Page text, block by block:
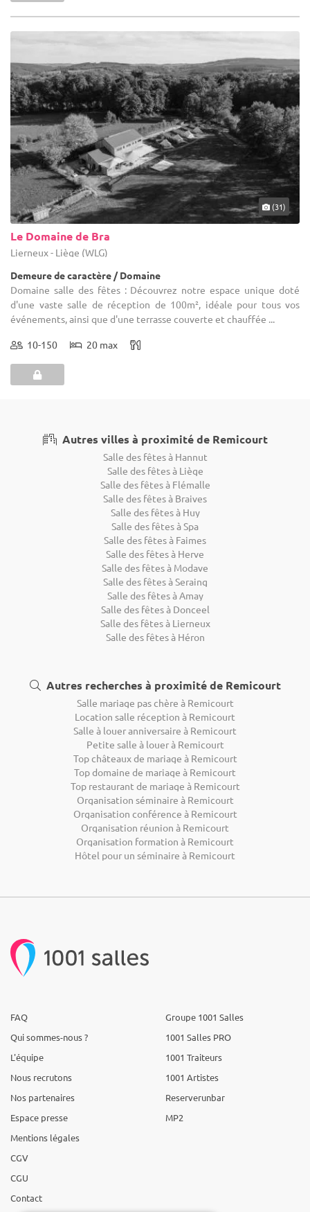
(31)
Le Domaine de Bra
Lierneux - Liège (WLG)
Demeure de caractère / Domaine
Domaine salle des fêtes : Découvrez notre espace unique doté
d'une vaste salle de réception de 100m², idéale pour tous vos
événements, ainsi que d'une terrasse couverte et chauffée ...
10-150 20 max
Autres villes à proximité de Remicourt
Salle des fêtes à Hannut
Salle des fêtes à Liège
Salle des fêtes à Flémalle
Salle des fêtes à Braives
Salle des fêtes à Huy
Salle des fêtes à Spa
Salle des fêtes à Faimes
Salle des fêtes à Herve
Salle des fêtes à Modave
Salle des fêtes à Seraing
Salle des fêtes à Amay
Salle des fêtes à Donceel
Salle des fêtes à Lierneux
Salle des fêtes à Héron
Autres recherches à proximité de Remicourt
Salle mariage pas chère à Remicourt
Location salle réception à Remicourt
Salle à louer anniversaire à Remicourt
Petite salle à louer à Remicourt
Top châteaux de mariage à Remicourt
Top domaine de mariage à Remicourt
Top restaurant de mariage à Remicourt
Organisation séminaire à Remicourt
Organisation conférence à Remicourt
Organisation réunion à Remicourt
Organisation formation à Remicourt
Hôtel pour un séminaire à Remicourt
FAQ
Qui sommes-nous ?
L'équipe
Nous recrutons
Nos partenaires
Espace presse
Mentions légales
CGV
CGU
Contact
Groupe 1001 Salles
1001 Salles PRO
1001 Traiteurs
1001 Artistes
Reserverunbar
MP2